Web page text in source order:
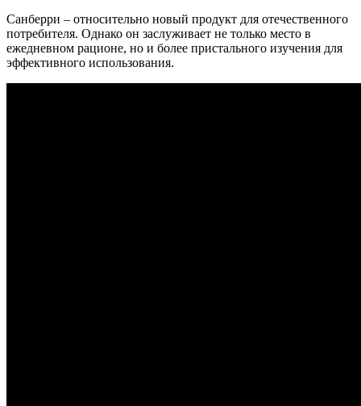
Санберри – относительно новый продукт для отечественного
потребителя. Однако он заслуживает не только место в
ежедневном рационе, но и более пристального изучения для
эффективного использования.